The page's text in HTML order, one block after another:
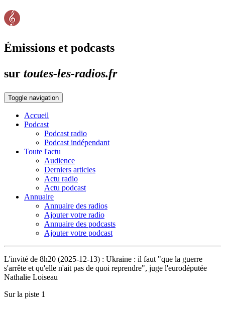
Émissions et podcasts
sur toutes-les-radios.fr
Toggle navigation
Accueil
Podcast
Podcast radio
Podcast indépendant
Toute l'actu
Audience
Derniers articles
Actu radio
Actu podcast
Annuaire
Annuaire des radios
Ajouter votre radio
Annuaire des podcasts
Ajouter votre podcast
L'invité de 8h20 (2025-12-13) : Ukraine : il faut "que la guerre
s'arrête et qu'elle n'ait pas de quoi reprendre", juge l'eurodéputée
Nathalie Loiseau
Sur la piste 1